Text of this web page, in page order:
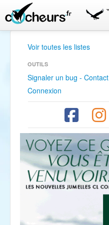
Voir toutes les listes
OUTILS
Signaler un bug - Contact
Connexion